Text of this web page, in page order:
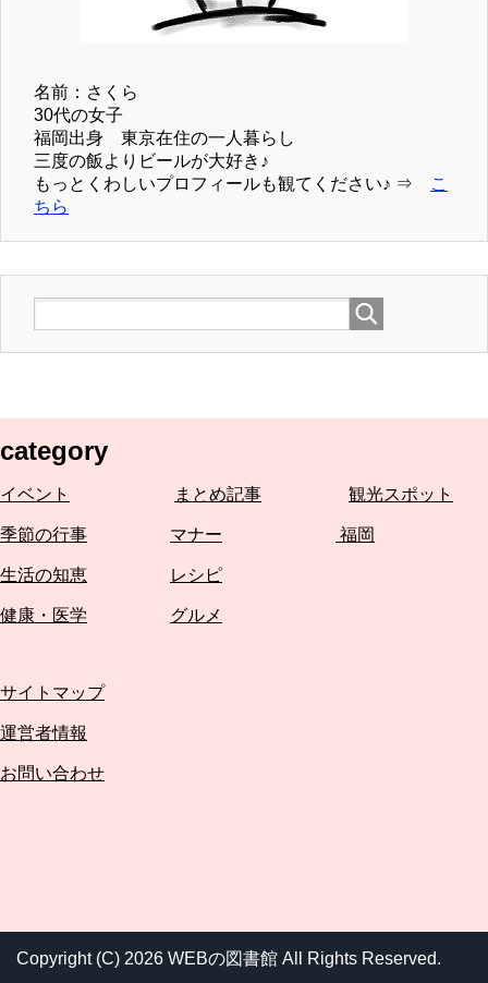
名前：さくら
30代の女子
福岡出身 東京在住の一人暮らし
三度の飯よりビールが大好き♪
もっとくわしいプロフィールも観てください♪ ⇒
こ
ちら
category
イベント まとめ記事 観光スポット
季節の行事 マナー 福岡
生活の知恵 レシピ
健康・医学 グルメ
サイトマップ
運営者情報
お問い合わせ
Copyright (C) 2026 WEBの図書館 All Rights Reserved.